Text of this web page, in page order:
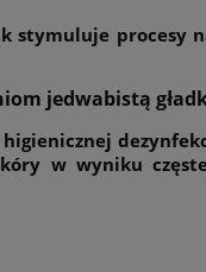
procesy
jedwabistą
w wyniku